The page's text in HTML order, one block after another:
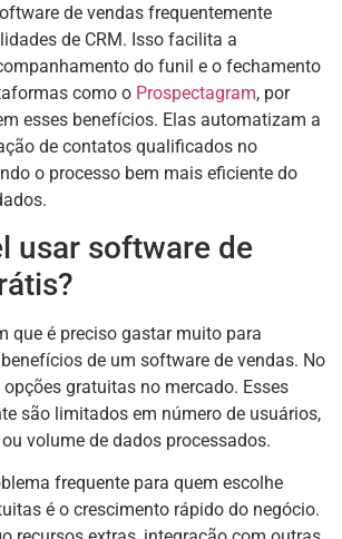
de vendas frequentemente
de CRM. Isso facilita a
do funil e o fechamento
como o Prospectagram, por
esses benefícios. Elas automatizam a
de contatos qualificados no
o processo bem mais eficiente do
usar software de
que é preciso gastar muito para
de um software de vendas. No
gratuitas no mercado. Esses
são limitados em número de usuários,
volume de dados processados.
frequente para quem escolhe
é o crescimento rápido do negócio.